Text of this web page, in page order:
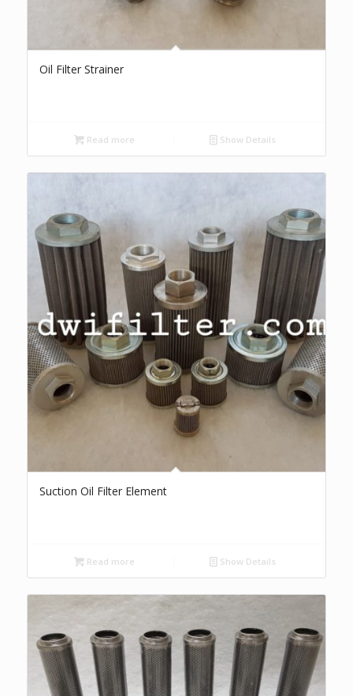
Oil Filter Strainer
Read more Show Details
Suction Oil Filter Element
Read more Show Details